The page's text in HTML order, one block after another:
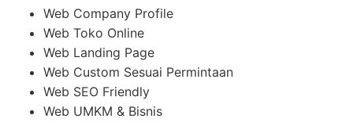
Web Company Profile
Web Toko Online
Web Landing Page
Web Custom Sesuai Permintaan
Web SEO Friendly
Web UMKM & Bisnis